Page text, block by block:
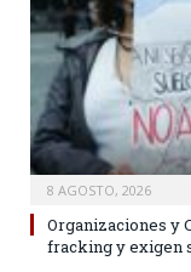
8 AGOSTO, 2026
Organizaciones y
fracking y exigen